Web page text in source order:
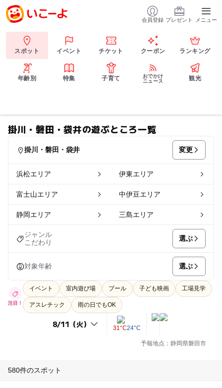
会員登録 プレゼント メニュー
スポット イベント チケット クーポン ランキング
年齢別 特集 子育て
おでかけ
ニュース
観光
掛川・磐田・袋井の遊ぶところ一覧
掛川・磐田・袋井 変更
浜松エリア 伊東エリア
富士山エリア 中伊豆エリア
静岡エリア 三島エリア
ジャンル
こだわり
選ぶ
対象年齢 選ぶ
注目！
イベント 室内遊び場 プール 子ども映画 工場見学
アスレチック 雨の日でもOK
31°C24°C
予報地点：静岡県磐田市
580件のスポット